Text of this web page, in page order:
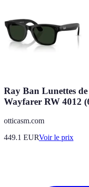
Ray Ban Lunettes
Wayfarer RW 4012
otticasm.com
449.1 EURVoir le prix